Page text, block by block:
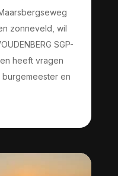
zonneveld, wil
SGP-
heeft vragen
en